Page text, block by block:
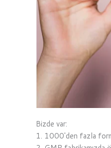
Bizde var:
1. 1000'den fazla